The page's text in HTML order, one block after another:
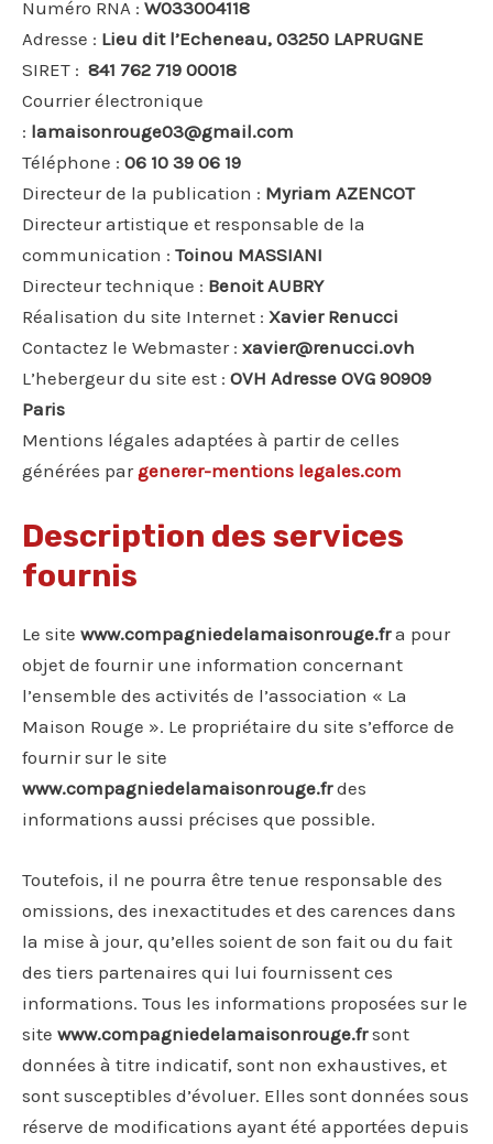
Numéro RNA : W033004118
Adresse : Lieu dit l’Echeneau, 03250 LAPRUGNE
SIRET : 841 762 719 00018
Courrier électronique
: lamaisonrouge03@gmail.com
Téléphone : 06 10 39 06 19
Directeur de la publication : Myriam AZENCOT
Directeur artistique et responsable de la
communication : Toinou MASSIANI
Directeur technique : Benoit AUBRY
Réalisation du site Internet : Xavier Renucci
Contactez le Webmaster : xavier@renucci.ovh
L’hebergeur du site est : OVH Adresse OVG 90909
Paris
Mentions légales adaptées à partir de celles
générées pargenerer-mentions legales.com
Description des services
fournis
Le site www.compagniedelamaisonrouge.fra pour
objet de fournir une information concernant
l’ensemble des activités de l’association « La
Maison Rouge ». Le propriétaire du site s’efforce de
fournir sur le site
www.compagniedelamaisonrouge.frdes
informations aussi précises que possible.
Toutefois, il ne pourra être tenue responsable des
omissions, des inexactitudes et des carences dans
la mise à jour, qu’elles soient de son fait ou du fait
des tiers partenaires qui lui fournissent ces
informations. Tous les informations proposées sur le
site www.compagniedelamaisonrouge.frsont
données à titre indicatif, sont non exhaustives, et
sont susceptibles d’évoluer. Elles sont données sous
réserve de modifications ayant été apportées depuis